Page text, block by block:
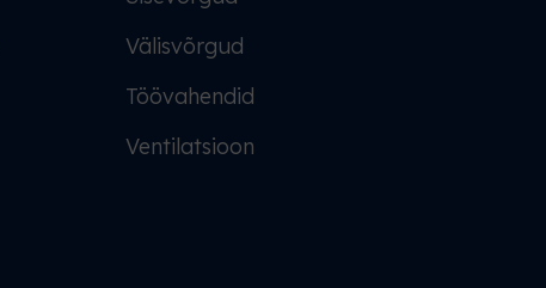
Välisvõrgud
Töövahendid
Ventilatsioon